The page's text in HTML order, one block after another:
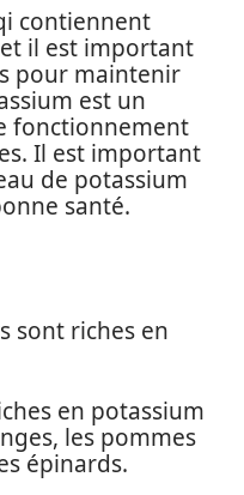
contiennent
il est important
pour maintenir
est un
fonctionnement
Il est important
de potassium
santé.
sont riches en
en potassium
les pommes
épinards.